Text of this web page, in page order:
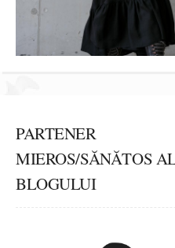
PARTENER
MIEROS/SĂNĂTOS
BLOGULUI